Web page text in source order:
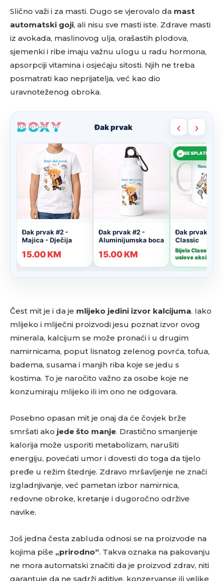
Slično važi i za masti. Dugo se vjerovalo da mast
automatski goji, ali nisu sve masti iste. Zdrave masti
iz avokada, maslinovog ulja, orašastih plodova,
sjemenki i ribe imaju važnu ulogu u radu hormona,
apsorpciji vitamina i osjećaju sitosti. Njih ne treba
posmatrati kao neprijatelja, već kao dio
uravnoteženog obroka.
Čest mit je i da je mlijeko jedini izvor kalcijuma. Iako
mlijeko i mliječni proizvodi jesu poznat izvor ovog
minerala, kalcijum se može pronaći i u drugim
namirnicama, poput lisnatog zelenog povrća, tofua,
badema, susama i manjih riba koje se jedu s
kostima. To je naročito važno za osobe koje ne
konzumiraju mlijeko ili im ono ne odgovara.
Posebno opasan mit je onaj da će čovjek brže
smršati ako jede što manje. Drastično smanjenje
kalorija može usporiti metabolizam, narušiti
energiju, povećati umor i dovesti do toga da tijelo
pređe u režim štednje. Zdravo mršavljenje ne znači
izgladnjivanje, već pametan izbor namirnica,
redovne obroke, kretanje i dugoročno održive
navike.
Još jedna česta zabluda odnosi se na proizvode na
kojima piše „prirodno“. Takva oznaka na pakovanju
ne mora automatski značiti da je proizvod zdrav, niti
garantuje da ne sadrži aditive, konzervanse ili velike